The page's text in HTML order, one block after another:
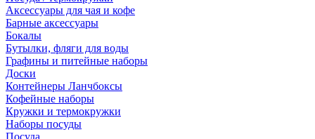
Аксессуары для чая и кофе
Барные аксессуары
Бокалы
Бутылки, фляги для воды
Графины и питейные наборы
Доски
Контейнеры Ланчбоксы
Кофейные наборы
Кружки и термокружки
Наборы посуды
Посуда